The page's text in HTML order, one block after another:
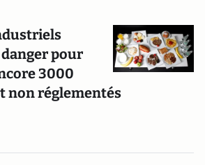
pour
3000
non réglementés